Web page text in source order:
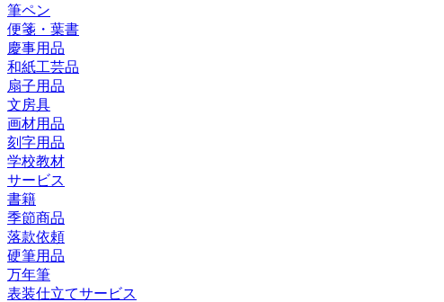
筆ペン
便箋・葉書
慶事用品
和紙工芸品
扇子用品
文房具
画材用品
刻字用品
学校教材
サービス
書籍
季節商品
落款依頼
硬筆用品
万年筆
表装仕立てサービス